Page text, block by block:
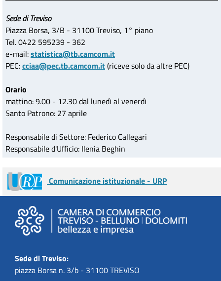
Sede di Treviso
Piazza Borsa, 3/B - 31100 Treviso, 1° piano
Tel. 0422 595239 - 362
e-mail:statistica@tb.camcom.it
PEC:cciaa@pec.tb.camcom.it(riceve solo da altre PEC)
Orario
mattino: 9.00 - 12.30 dal lunedì al venerdì
Santo Patrono: 27 aprile
Responsabile di Settore: Federico Callegari
Responsabile d'Ufficio: Ilenia Beghin
Comunicazione istituzionale - URP
Sede di Treviso:
piazza Borsa n. 3/b - 31100 TREVISO